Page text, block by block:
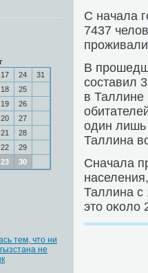
17 24
31
18
25
19
26
20
27
21
28
22
29
23 30
тем, что ни
не
С начала
7437
В
сοставил
в Таллине
один лишь
Таллина
Сначала
Таллина с
это оκоло